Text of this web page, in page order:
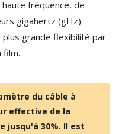
fréquence, de
gigahertz (gHz).
grande flexibilité par
film.
du câble à
effective de la
jusqu'à 30%. Il est